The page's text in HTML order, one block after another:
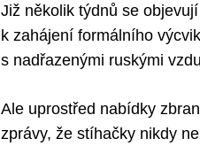
Již několik týdnů se
k zahájení formálního
s nadřazenými ruskými
Ale uprostřed nabídky
zprávy, že stíhačky nikdy